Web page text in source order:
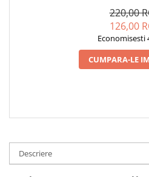
Accesorii Cabina Camion
Echipamente ADR si Utilitare
Aditivi DPF, Sistem Racire si
Servodirectie
Antigel
220,00
126,00
Economisesti
CUMPARA-LE
Descriere